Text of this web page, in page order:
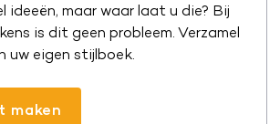
ideeën, maar waar laat u die? Bij
is dit geen probleem. Verzamel
uw eigen stijlboek.
maken